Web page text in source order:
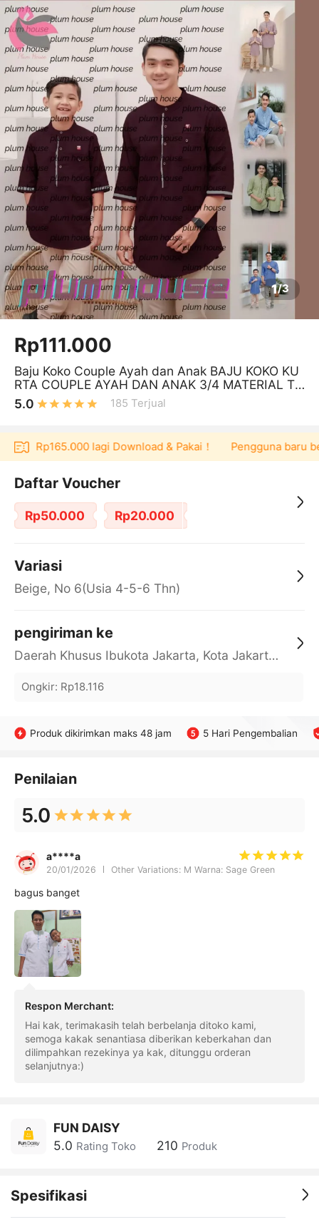
1/3
Rp111.000
Baju Koko Couple Ayah dan Anak BAJU KOKO KU
RTA COUPLE AYAH DAN ANAK 3/4 MATERIAL TO
YOBO ADEM SERAP KERINGAT
5.0 185 Terjual
Rp165.000 lagi Download & Pakai！ Pengguna baru
Daftar Voucher
Rp50.000 Rp20.000
Variasi
Beige, No 6(Usia 4-5-6 Thn)
pengiriman ke
Daerah Khusus Ibukota Jakarta, Kota Jakarta Barat, Cengkareng, yy
Ongkir: Rp18.116
Produk dikirimkan maks 48 jam 5 Hari Pengembalian
Penilaian
5.0
a****a
20/01/2026 Other Variations: M Warna: Sage Green
bagus banget
Respon Merchant:
Hai kak, terimakasih telah berbelanja ditoko kami,
semoga kakak senantiasa diberikan keberkahan dan
dilimpahkan rezekinya ya kak, ditunggu orderan
selanjutnya:)
FUN DAISY
5.0 Rating Toko 210 Produk
Spesifikasi